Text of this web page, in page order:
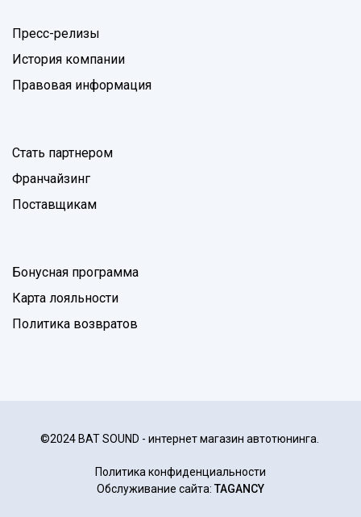
Пресс-релизы
История компании
Правовая информация
Стать партнером
Франчайзинг
Поставщикам
Бонусная программа
Карта лояльности
Политика возвратов
©2024 BAT SOUND - интернет магазин автотюнинга.
Политика конфиденциальности
Обслуживание сайта: TAGANCY